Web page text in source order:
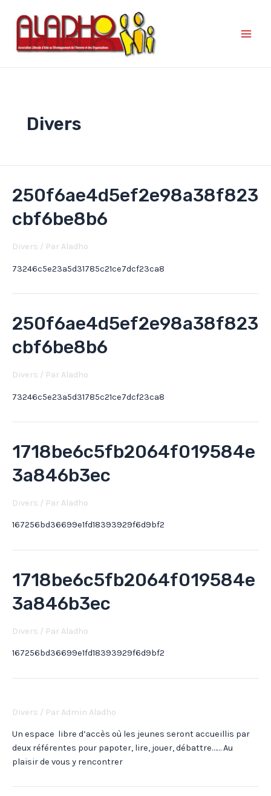
Divers
250f6ae4d5ef2e98a38f823
cbf6be8b6
Divers / Par Aladho
73246c5e23a5d31785c21ce7dcf23ca8
250f6ae4d5ef2e98a38f823
cbf6be8b6
Divers / Par Aladho
73246c5e23a5d31785c21ce7dcf23ca8
1718be6c5fb2064f019584e
3a846b3ec
Divers / Par Aladho
167256bd36699e1fd18393929f6d9bf2
1718be6c5fb2064f019584e
3a846b3ec
Divers / Par Aladho
167256bd36699e1fd18393929f6d9bf2
Divers / Par Admin Aladho
Un espace libre d’accès où les jeunes seront accueillis par
deux référentes pour papoter, lire, jouer, débattre…… Au
plaisir de vous y rencontrer